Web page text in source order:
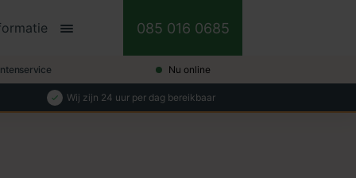
085 016 0685
Nu online
Wij zijn 24 uur per dag bereikbaar